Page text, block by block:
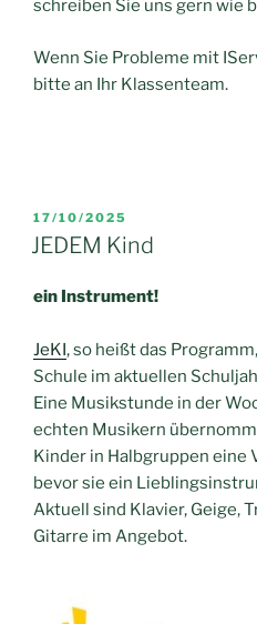
schreiben Sie uns gern wie
Wenn Sie Probleme mit
bitte an Ihr Klassenteam.
VERÖFFENTLICHT
AM
17/10/2025
JEDEM Kind
ein Instrument!
JeKI, so heißt das
Schule im aktuellen
Eine Musikstunde in der
echten Musikern
Kinder in Halbgruppen eine
bevor sie ein
Aktuell sind Klavier, Geige,
Gitarre im Angebot.